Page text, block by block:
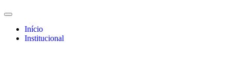
Início
Institucional